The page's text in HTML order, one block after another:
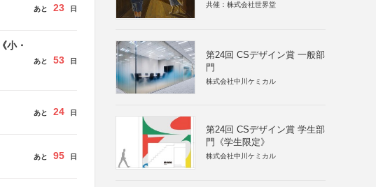
あと 23 日
小・
あと 53 日
あと 24 日
あと 95 日
共催：株式会社世界堂
第24回 CSデザイン賞 一般部
門
株式会社中川ケミカル
第24回 CSデザイン賞 学生部
門《学生限定》
株式会社中川ケミカル